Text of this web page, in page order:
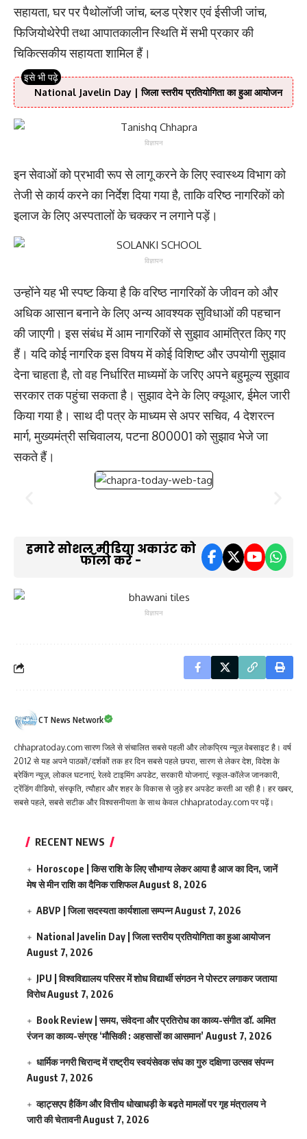
सहायता, घर पर पैथोलॉजी जांच, ब्लड प्रेशर एवं ईसीजी जांच,
फिजियोथेरेपी तथा आपातकालीन स्थिति में सभी प्रकार की
चिकित्सकीय सहायता शामिल हैं।
National Javelin Day | जिला स्तरीय प्रतियोगिता का हुआ आयोजन
विज्ञापन
इन सेवाओं को प्रभावी रूप से लागू करने के लिए स्वास्थ्य विभाग को
तेजी से कार्य करने का निर्देश दिया गया है, ताकि वरिष्ठ नागरिकों को
इलाज के लिए अस्पतालों के चक्कर न लगाने पड़ें।
विज्ञापन
उन्होंने यह भी स्पष्ट किया है कि वरिष्ठ नागरिकों के जीवन को और
अधिक आसान बनाने के लिए अन्य आवश्यक सुविधाओं की पहचान
की जाएगी। इस संबंध में आम नागरिकों से सुझाव आमंत्रित किए गए
हैं। यदि कोई नागरिक इस विषय में कोई विशिष्ट और उपयोगी सुझाव
देना चाहता है, तो वह निर्धारित माध्यमों के जरिए अपने बहुमूल्य सुझाव
सरकार तक पहुंचा सकता है। सुझाव देने के लिए क्यूआर, ईमेल जारी
किया गया है। साथ दी पत्र के माध्यम से अपर सचिव, 4 देशरत्न
मार्ग, मुख्यमंत्री सचिवालय, पटना 800001 को सुझाव भेजे जा
सकते हैं।
हमारे सोशल मीडिया अकाउंट को
फॉलो करें -
विज्ञापन
CT News Network
chhapratoday.com सारण जिले से संचालित सबसे पहली और लोकप्रिय न्यूज़ वेबसाइट है। वर्ष
2012 से यह अपने पाठकों/दर्शकों तक हर दिन सबसे पहले छपरा, सारण से लेकर देश, विदेश के
ब्रेकिंग न्यूज़, लोकल घटनाएं, रेलवे टाइमिंग अपडेट, सरकारी योजनाएं, स्कूल-कॉलेज जानकारी,
ट्रेंडिंग वीडियो, संस्कृति, त्यौहार और शहर के विकास से जुड़े हर अपडेट करती आ रही है। हर खबर,
सबसे पहले, सबसे सटीक और विश्वसनीयता के साथ केवल chhapratoday.com पर पढ़ें।
RECENT NEWS
Horoscope | किस राशि के लिए सौभाग्य लेकर आया है आज का दिन, जानें
मेष से मीन राशि का दैनिक राशिफलAugust 8, 2026
ABVP | जिला सदस्यता कार्यशाला सम्पन्नAugust 7, 2026
National Javelin Day | जिला स्तरीय प्रतियोगिता का हुआ आयोजन
August 7, 2026
JPU | विश्वविद्यालय परिसर में शोध विद्यार्थी संगठन ने पोस्टर लगाकर जताया
विरोधAugust 7, 2026
Book Review | समय, संवेदना और प्रतिरोध का काव्य-संगीत डॉ. अमित
रंजन का काव्य-संग्रह ‘मौसिकी : अहसासों का आसमान’ August 7, 2026
धार्मिक नगरी चिरान्द में राष्ट्रीय स्वयंसेवक संघ का गुरु दक्षिणा उत्सव संपन्न
August 7, 2026
व्हाट्सएप हैकिंग और वित्तीय धोखाधड़ी के बढ़ते मामलों पर गृह मंत्रालय ने
जारी की चेतावनीAugust 7, 2026